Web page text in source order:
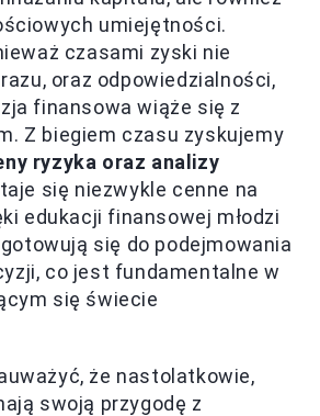
umiejętności.
czasami zyski nie
oraz odpowiedzialności,
finansowa wiąże się z
Z biegiem czasu zyskujemy
ryzyka oraz analizy
się niezwykle cenne na
edukacji finansowej młodzi
się do podejmowania
co jest fundamentalne w
się świecie
że nastolatkowie,
swoją przygodę z